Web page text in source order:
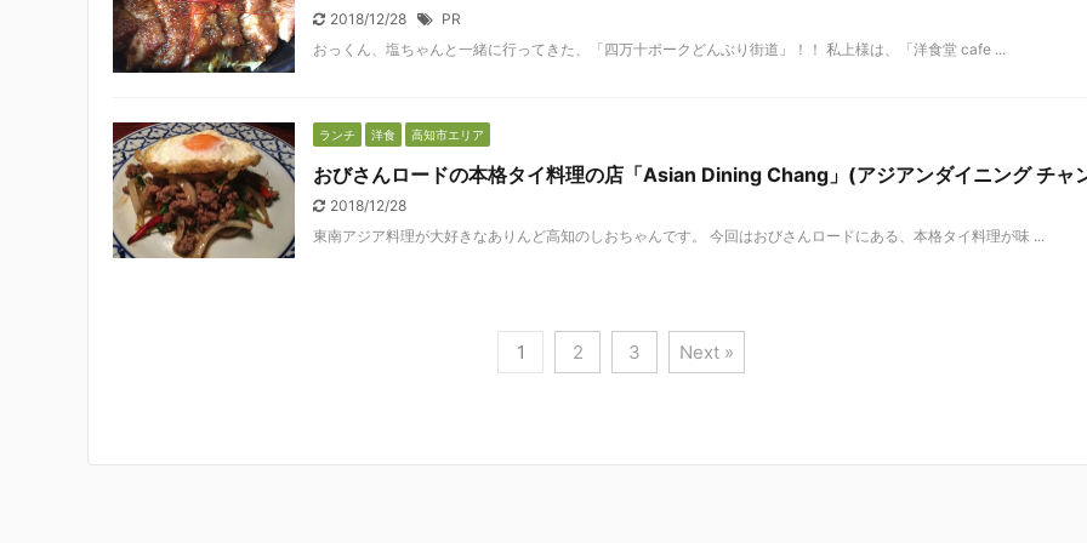
2018/12/28
PR
おっくん、塩ちゃんと一緒に行ってきた、「四万十ポークどんぶり街道」！！ 私上様は、「洋食堂 cafe ...
ランチ 洋食 高知市エリア
おびさんロードの本格タイ料理の店「Asian Dining Chang」(アジアンダイニング チャ
2018/12/28
東南アジア料理が大好きなありんど高知のしおちゃんです。 今回はおびさんロードにある、本格タイ料理が味 ...
1 2 3 Next »